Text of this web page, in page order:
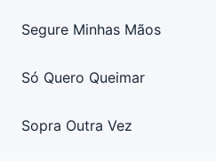
Segure Minhas Mãos
Só Quero Queimar
Sopra Outra Vez